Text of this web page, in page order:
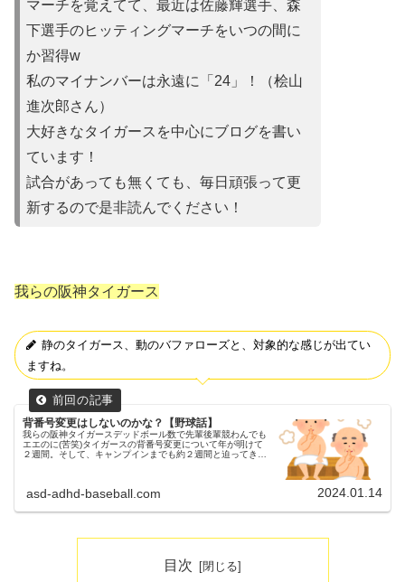
マーチを覚えてて、最近は佐藤輝選手、森
下選手のヒッティングマーチをいつの間に
か習得w
私のマイナンバーは永遠に「24」！（桧山
進次郎さん）
大好きなタイガースを中心にブログを書い
ています！
試合があって も無くても、毎日頑張って更
新するので是非読んでください！
我らの阪神タイガース
静のタイガース、動のバファローズと、対象的な感じが出てい
ますね。
背番号変更はしないのかな？【野球話】
我らの阪神タイガースデッドボール数で先輩後輩競わんでも
エエのに(苦笑)タイガースの背番号変更について年が明けて
２週間。そして、キャンプインまでも約２週間と迫ってきま
asd-adhd-baseball.com 2024.01.14
目次